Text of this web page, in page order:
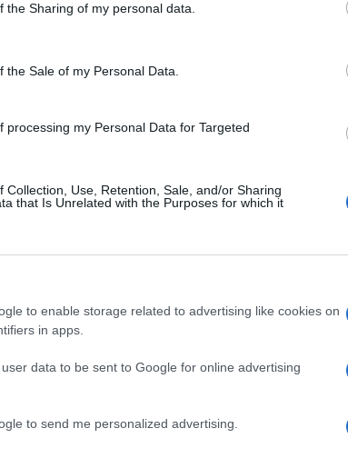
the Sharing of my personal data.
the Sale of my Personal Data.
processing my Personal Data for Targeted
Collection, Use, Retention, Sale, and/or Sharing
that Is Unrelated with the Purposes for which it
to enable storage related to advertising like cookies on
in apps.
data to be sent to Google for online advertising
to send me personalized advertising.